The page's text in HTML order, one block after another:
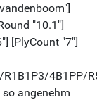
"10.1"]
[PlyCount "7"]
4B1PP/
angenehm